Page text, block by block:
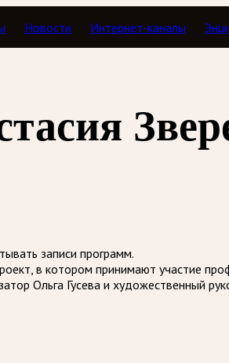
Новости Интернет-каналы
классики
записи программ.
в котором принимают участие
Ольга Гусева и художественный